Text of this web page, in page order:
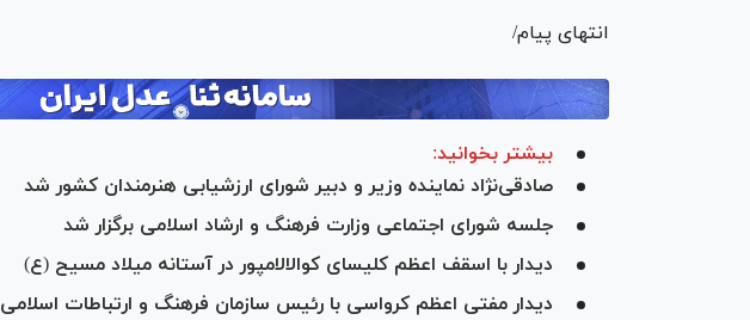
انتهای پیام/
بیشتر بخوانید:
صادقی‌نژاد نماینده وزیر و دبیر شورای ارزشیابی هنرمندان کشور شد
جلسه شورای اجتماعی وزارت فرهنگ و ارشاد اسلامی برگزار شد
دیدار با اسقف اعظم کلیسای کوالالامپور در آستانه میلاد مسیح (ع)
دیدار مفتی اعظم کرواسی با رئیس سازمان فرهنگ و ارتباطات اسلامی